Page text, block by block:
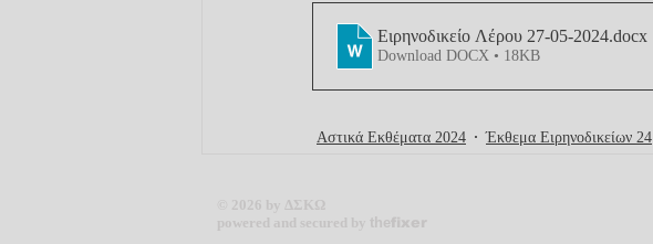
Ειρηνοδικείο Λέρου 27-05-2024.docx
Download DOCX • 18KB
Αστικά Εκθέματα 2024 Έκθεμα Ειρηνοδικείων 24
© 2026 by ΔΣΚΩ
powered and secured by thefixer